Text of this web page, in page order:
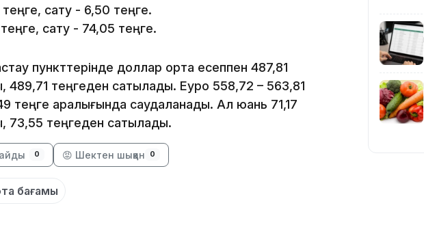
сату - 6,50 теңге.
сату - 74,05 теңге.
пункттерінде доллар орта есеппен 487,81
489,71 теңгеден сатылады. Еуро 558,72 – 563,81
теңге аралығында саудаланады. Ал юань 71,17
73,55 теңгеден сатылады.
0 😡 Шектен шыққан 0
бағамы
11:23